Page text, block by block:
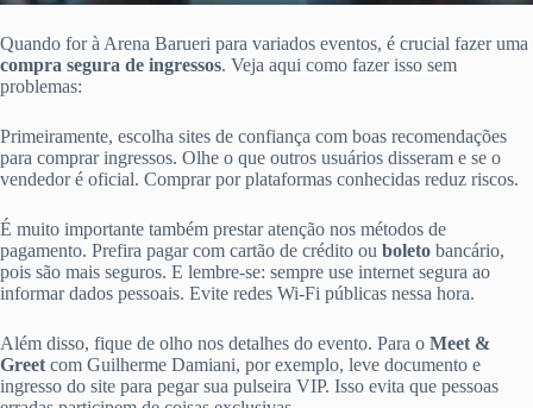
Quando for à Arena Barueri para variados eventos, é crucial fazer uma
compra segura de ingressos. Veja aqui como fazer isso sem
problemas:
Primeiramente, escolha sites de confiança com boas recomendações
para comprar ingressos. Olhe o que outros usuários disseram e se o
vendedor é oficial. Comprar por plataformas conhecidas reduz riscos.
É muito importante também prestar atenção nos métodos de
pagamento. Prefira pagar com cartão de crédito ou boleto bancário,
pois são mais seguros. E lembre-se: sempre use internet segura ao
informar dados pessoais. Evite redes Wi-Fi públicas nessa hora.
Além disso, fique de olho nos detalhes do evento. Para o Meet &
Greetcom Guilherme Damiani, por exemplo, leve documento e
ingresso do site para pegar sua pulseira VIP. Isso evita que pessoas